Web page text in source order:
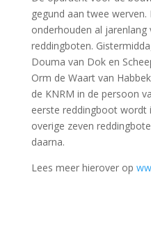
gegund aan twee
onderhouden al jarenlang
reddingboten.
Douma van Dok en
Orm de Waart van
de KNRM in de persoon
eerste reddingboot wordt
overige zeven
daarna.
Lees meer hierover op